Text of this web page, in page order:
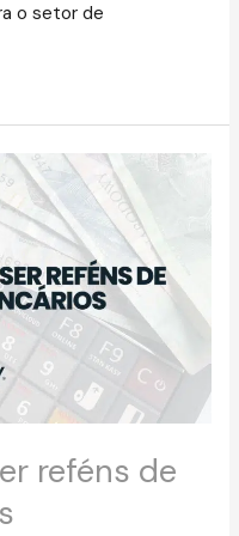
o setor de
reféns de